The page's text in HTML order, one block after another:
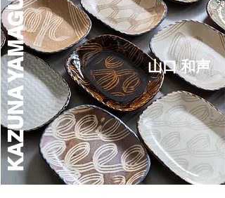
​KAZUNA YAMAGUCHI ​山口 和声